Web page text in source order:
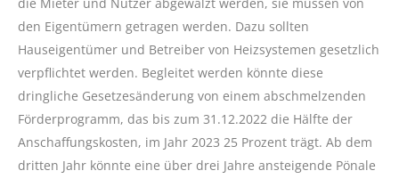
den Eigentümern getragen werden. Dazu sollten
Hauseigentümer und Betreiber von Heizsystemen gesetzlich
verpflichtet werden. Begleitet werden könnte diese
dringliche Gesetzesänderung von einem abschmelzenden
Förderprogramm, das bis zum 31.12.2022 die Hälfte der
Anschaffungskosten, im Jahr 2023 25 Prozent trägt. Ab dem
dritten Jahr könnte eine über drei Jahre ansteigende Pönale